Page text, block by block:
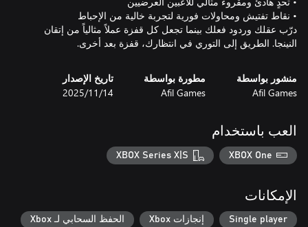
درّب عقلك وردود فعلك بينما تجعل كل قفزة عملاً مثالياً من إتقان
النينجا. الطريق إلى التوري في انتظارك، قفزة بعد أخرى.
منشور بواسطة
Afil Games
مطورة بواسطة
Afil Games
تاريخ الإصدار
14‏/11‏/2025
العب باستخدام
XBOX One
XBOX Series X|S
الإمكانات
Single player إنجازات Xbox الحفظ السحابي لـ Xbox